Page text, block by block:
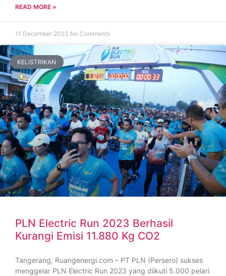
READ MORE »
11 December 2023 No Comments
KELISTRIKAN
PLN Electric Run 2023 Berhasil
Kurangi Emisi 11.880 Kg CO2
Tangerang, Ruangenergi.com – PT PLN (Persero) sukses
menggelar PLN Electric Run 2023 yang diikuti 5.000 pelari